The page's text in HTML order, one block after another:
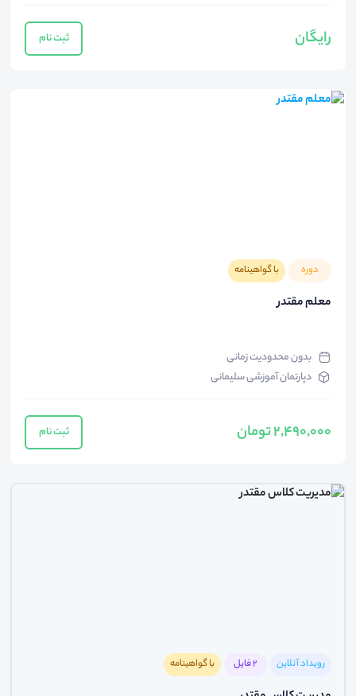
رایگان ثبت نام
دوره با گواهینامه
معلم مقتدر
بدون محدودیت زمانی
دپارتمان آموزشی سلیمانی
2,490,000 تومان ثبت نام
رویداد آنلاین 2 فایل با گواهینامه